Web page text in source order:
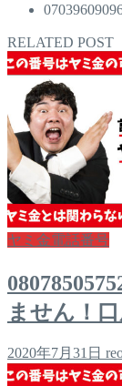
RELATED POST
ヤミ金電話番号
ません！
2020年7月31日